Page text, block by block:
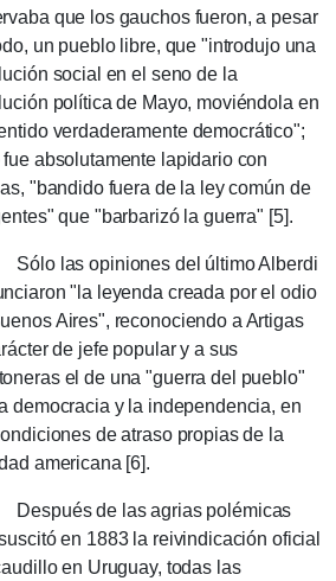
que los gauchos fueron, a pesar
un pueblo libre, que "introdujo una
social en el seno de la
política de Mayo, moviéndola en
verdaderamente democrático";
fue absolutamente lapidario con
"bandido fuera de la ley común de
que "barbarizó la guerra" [5].
las opiniones del último Alberdi
"la leyenda creada por el odio
Aires", reconociendo a Artigas
de jefe popular y a sus
el de una "guerra del pueblo"
democracia y la independencia, en
de atraso propias de la
americana [6].
de las agrias polémicas
en 1883 la reivindicación oficial
en Uruguay, todas las